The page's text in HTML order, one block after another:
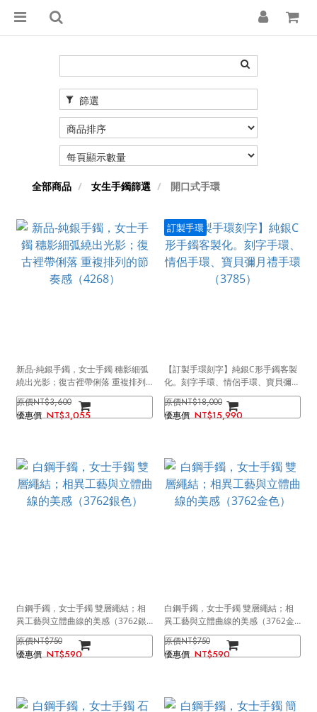
篩選
全部商品 女生手鐲篩選 開口式手環
新品-純銀手鐲，女士手鐲 穗影細弧
繞出光影；復古裡帶俐落 重複排列
的節奏感（4268）
NT$3,600
NT$3,055
訂製手環
【訂製手環刻字】純銀C形手鐲客製
化。刻字手環、情侶手環、寶貝彌月
禮手環（3785）
NT$18,000
NT$15,990
白鋼手鐲，女士手鐲 雙層繩結；相
異工藝與立體曲線的美感（3762銀
色）
NT$750
NT$590
白鋼手鐲，女士手鐲 雙層繩結；相
異工藝與立體曲線的美感（3762金
色）
NT$750
NT$590